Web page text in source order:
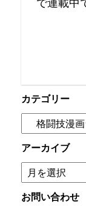
カテゴリー
アーカイブ
お問い合わせ